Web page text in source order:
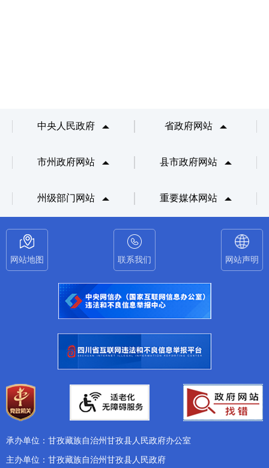
中央人民政府 省政府网站
市州政府网站 县市政府网站
州级部门网站 重要媒体网站
网站地图 联系我们 网站声明
承办单位：甘孜藏族自治州甘孜县人民政府办公室
主办单位：甘孜藏族自治州甘孜县人民政府